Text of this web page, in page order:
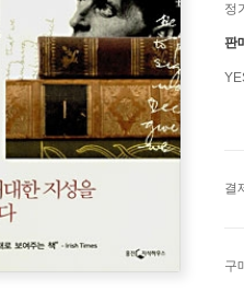
정
판
결
구